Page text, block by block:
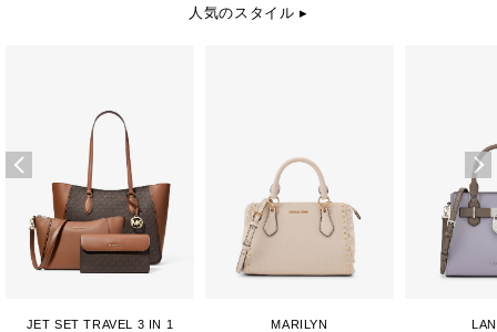
人気のスタイル ▸
JET SET TRAVEL 3 IN 1 MARILYN